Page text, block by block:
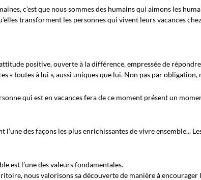
c’est que nous sommes des humains qui aimons les
transforment les personnes qui vivent leurs vacances
positive, ouverte à la différence, empressée de
« toutes à lui », aussi uniques que lui. Non pas par
qui est en vacances fera de ce moment présent un
des façons les plus enrichissantes de vivre ensemble...
est l’une des valeurs fondamentales.
nous valorisons sa découverte de manière à